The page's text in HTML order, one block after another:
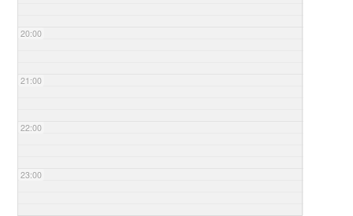
20:00
21:00
22:00
23:00